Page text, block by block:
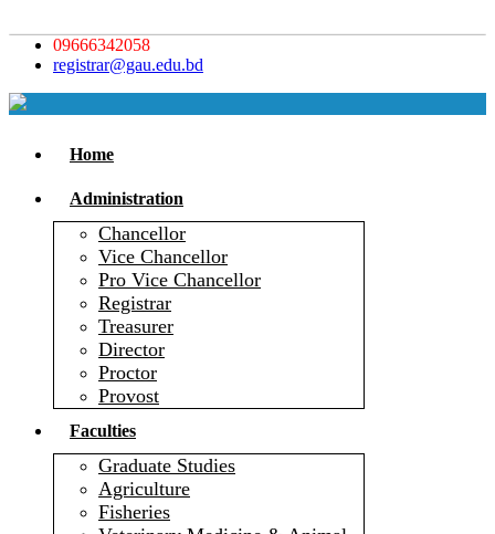
09666342058
registrar@gau.edu.bd
Home
Administration
Chancellor
Vice Chancellor
Pro Vice Chancellor
Registrar
Treasurer
Director
Proctor
Provost
Faculties
Graduate Studies
Agriculture
Fisheries